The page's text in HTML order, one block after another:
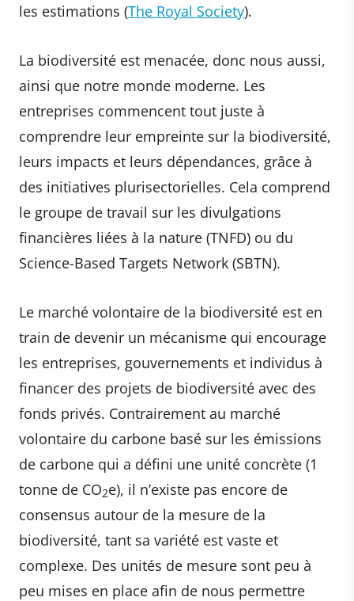
les estimations (The Royal Society).
La biodiversité est menacée, donc nous aussi,
ainsi que notre monde moderne. Les
entreprises commencent tout juste à
comprendre leur empreinte sur la biodiversité,
leurs impacts et leurs dépendances, grâce à
des initiatives plurisectorielles. Cela comprend
le groupe de travail sur les divulgations
financières liées à la nature (TNFD) ou du
Science-Based Targets Network (SBTN).
Le marché volontaire de la biodiversité est en
train de devenir un mécanisme qui encourage
les entreprises, gouvernements et individus à
financer des projets de biodiversité avec des
fonds privés. Contrairement au marché
volontaire du carbone basé sur les émissions
de carbone qui a défini une unité concrète (1
tonne de CO2e), il n’existe pas encore de
consensus autour de la mesure de la
biodiversité, tant sa variété est vaste et
complexe. Des unités de mesure sont peu à
peu mises en place afin de nous permettre